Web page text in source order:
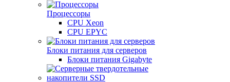
Процессоры
CPU Xeon
CPU EPYC
Блоки питания для серверов
Блоки питания Gigabyte